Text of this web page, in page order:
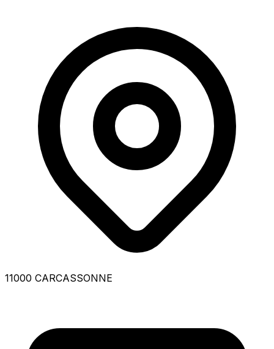
11000 CARCASSONNE